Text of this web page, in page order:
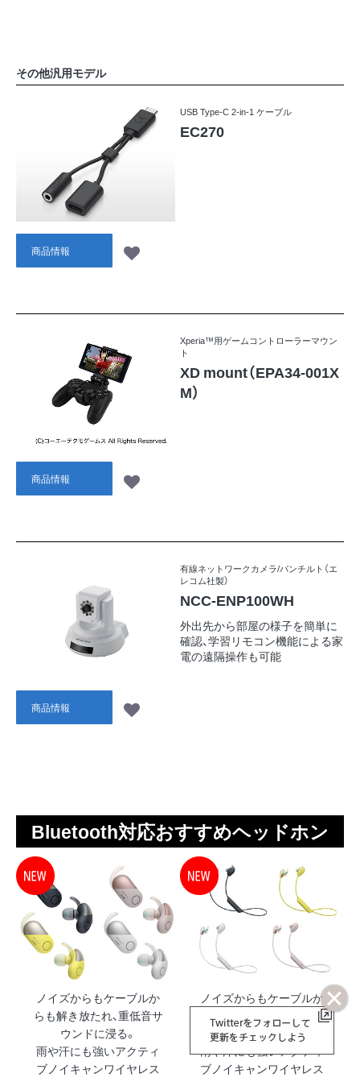
その他汎用モデル
USB Type-C 2-in-1 ケーブル
EC270
商品情報
Xperia™用ゲームコントローラーマウン
ト
XD mount（EPA34-001X
M）
商品情報
有線ネットワークカメラ/パンチルト（エ
レコム社製）
NCC-ENP100WH
外出先から部屋の様子を簡単に
確認、学習リモコン機能による家
電の遠隔操作も可能
商品情報
Bluetooth対応おすすめヘッドホン
ノイズからもケーブルか
らも解き放たれ、重低音サ
ウンドに浸る。
雨や汗にも強いアクティ
ブノイキャンワイヤレス
ノイズからもケーブルか
らも解き放たれ、重低音サ
ウンドに浸る。
雨や汗にも強いアクティ
ブノイキャンワイヤレス